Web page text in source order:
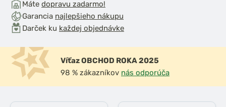
Máte dopravu zadarmo!
Garancia najlepšieho nákupu
Darček ku každej objednávke
Víťaz OBCHOD ROKA 2025
98 % zákazníkov nás odporúča